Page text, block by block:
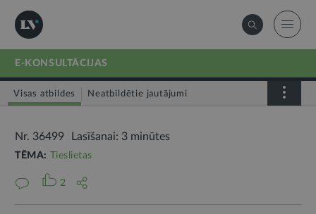
E-KONSULTĀCIJAS
Visas atbildes Neatbildētie jautājumi
Nr. 36499 Lasīšanai: 3 minūtes
TĒMA: Tieslietas
2